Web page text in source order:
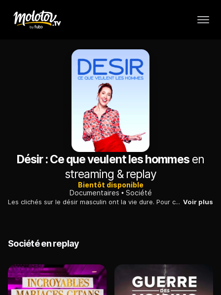
Désir : Ce que veulent les hommesen
streaming & replay
Bientôt disponible
Documentaires
Société
Les clichés sur le désir masculin ont la vie dure. Pour changer les représentations, Maïa Mazaurette a interrogé des hommes, de tous horizons et de tous âges. Voir plus
Société en replay